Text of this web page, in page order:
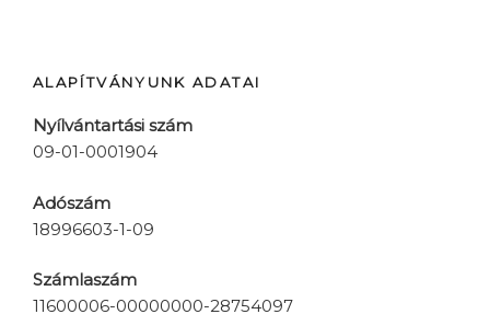
ALAPÍTVÁNYUNK ADATAI
Nyílvántartási szám
09-01-0001904
Adószám
18996603-1-09
Számlaszám
11600006-00000000-28754097